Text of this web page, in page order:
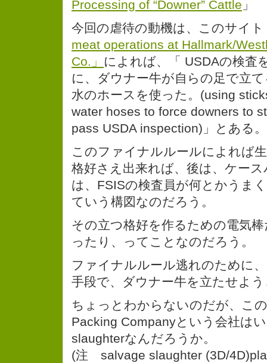
Processing of “Downer” Cattle 」
今回の虐待の動機は、このサイト
meat operations at Hallmark/
Co.」 によれば、「 USDAの検査
に、ダウナー牛が自らの足で立
水のホースを使った。(using
water hoses to force downers to
pass USDA inspection)」とある。
このファイナルルールによれば
格好さえ出来れば、後は、ケー
は、FSISの検査員が何とかうま
ていう構図なのだろう。
その立つ格好を作るための電気
ったり、ってことなのだろう。
ファイナルルール逃れのために
手段で、ダウナー牛を立たせよ
ちょっとわからないのだが、こ
Packing Companyという会社は
slaughterなんだろうか。
(注 salvage slaughter (3D/